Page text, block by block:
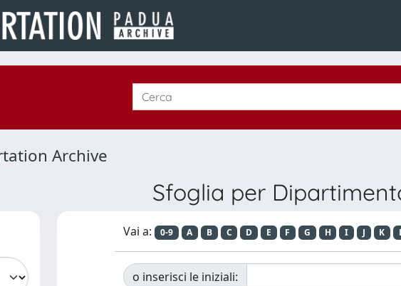
Archive
Sfoglia per
Vai a: 0-9 A B C D E F G H I J K
o inserisci le iniziali: